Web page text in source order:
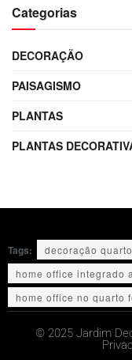
Categorias
DECORAÇÃO
PAISAGISMO
PLANTAS
PLANTAS
Tags: decoração
home office integrado
home office no quarto
© 2025 Jardim